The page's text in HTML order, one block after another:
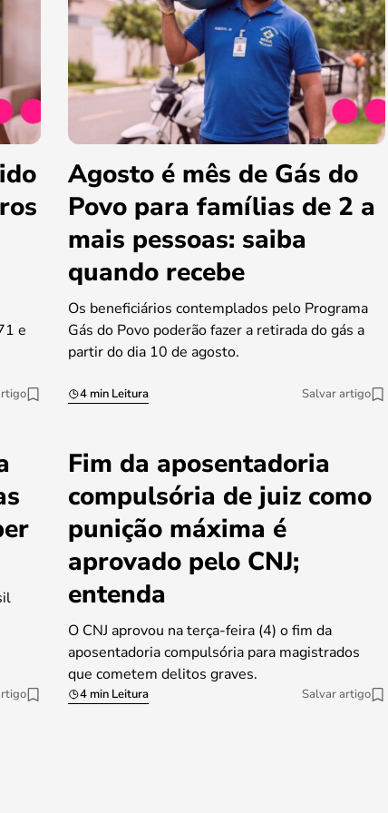
e
Agosto é mês de Gás do
Povo para famílias de 2 a
mais pessoas: saiba
quando recebe
Os beneficiários contemplados pelo Programa
Gás do Povo poderão fazer a retirada do gás a
partir do dia 10 de agosto.
4 min Leitura Salvar artigo
Fim da aposentadoria
compulsória de juiz como
punição máxima é
aprovado pelo CNJ;
entenda
O CNJ aprovou na terça-feira (4) o fim da
aposentadoria compulsória para magistrados
que cometem delitos graves.
4 min Leitura Salvar artigo